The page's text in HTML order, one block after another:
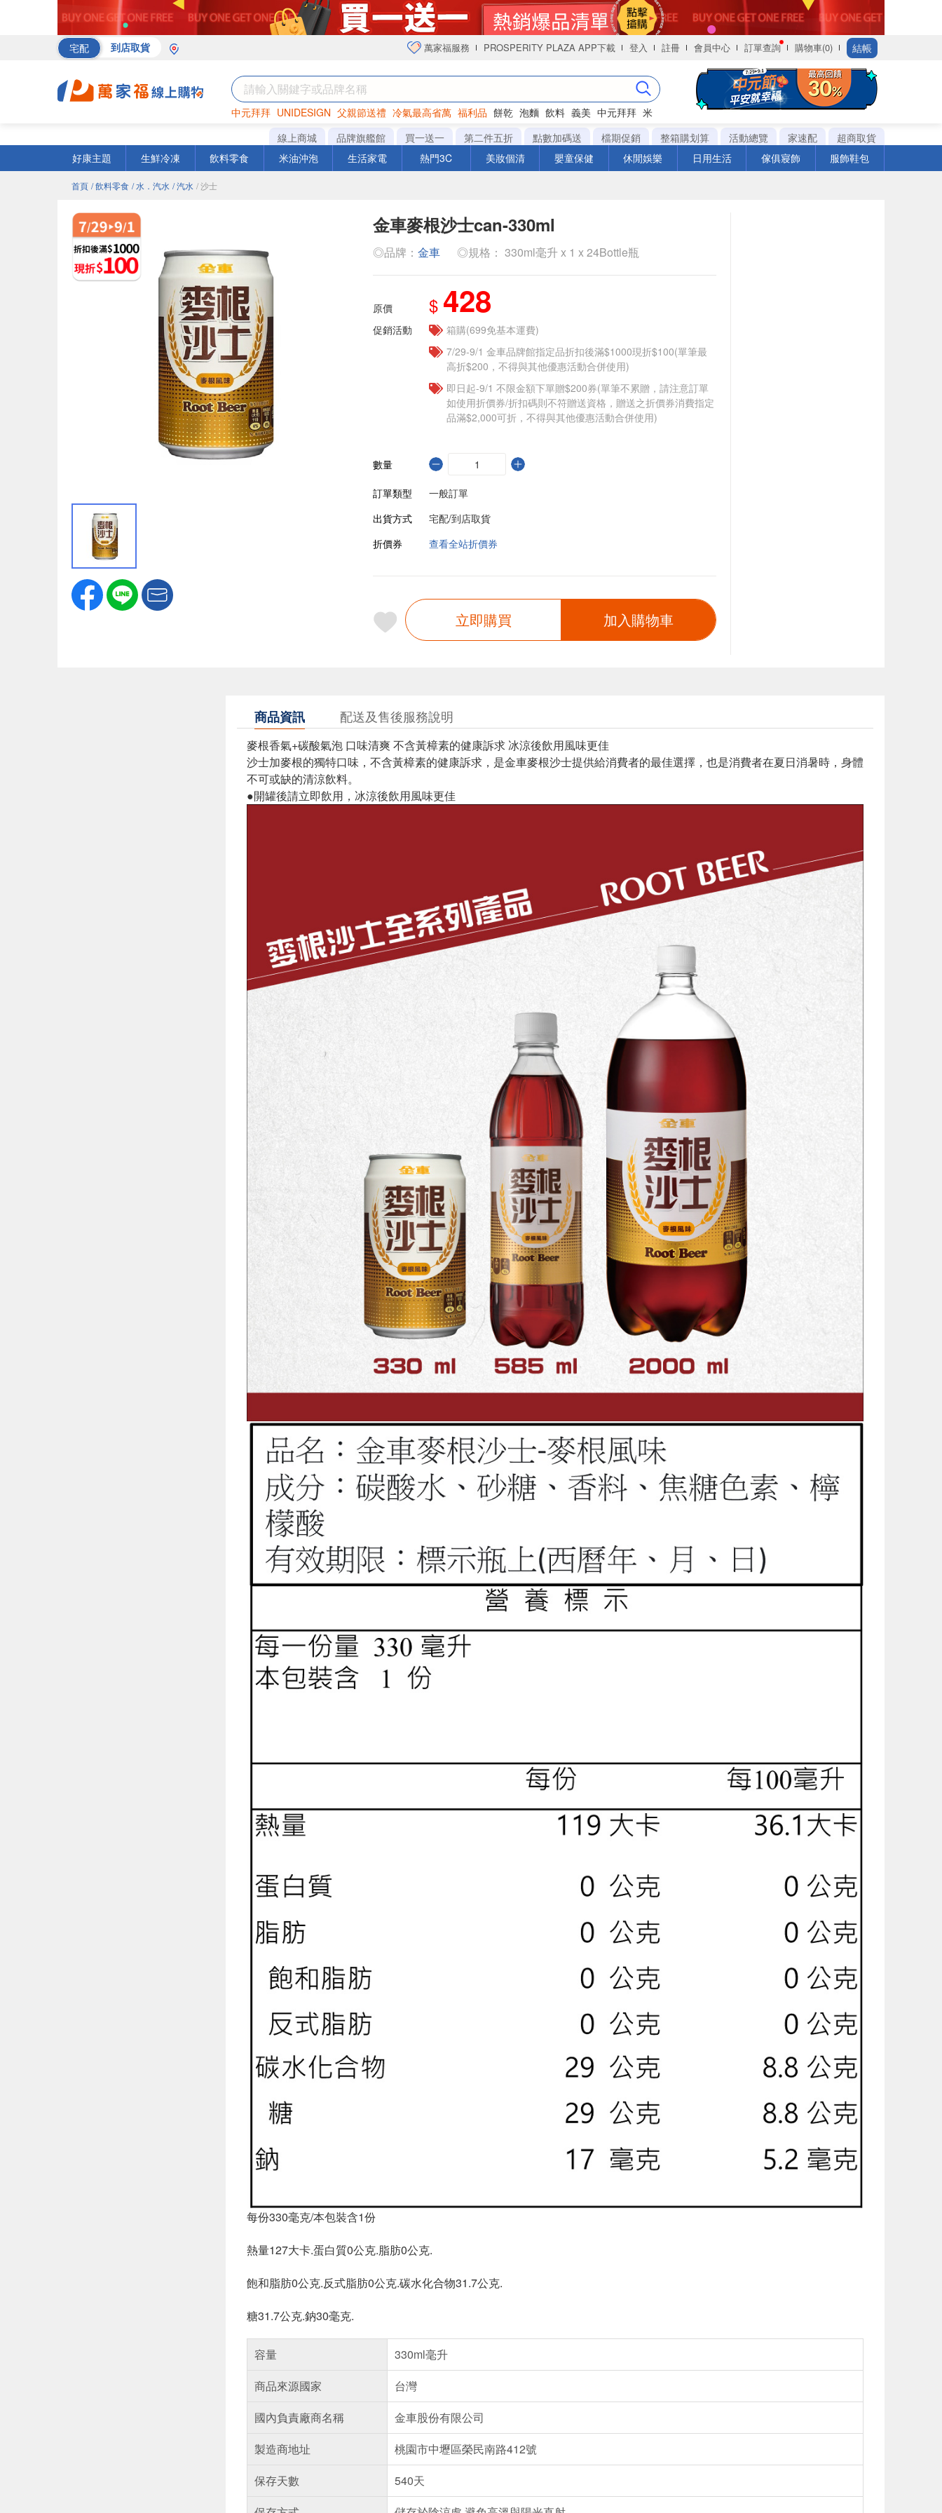
宅配 到店取貨 萬家福服務 PROSPERITY PLAZA APP下載 登入 註冊 會員中心 訂單查詢 購物車(0) 結帳
中元拜拜 UNIDESIGN 父親節送禮 冷氣最高省萬 福利品 餅乾 泡麵 飲料 義美 中元拜拜 米
海苔 巧克力 衛生紙
線上商城 品牌旗艦館 買一送一 第二件五折 點數加碼送 檔期促銷 整箱購划算 活動總覽 家速配
超商取貨
好康主題
生鮮冷凍 飲料零食 米油沖泡 生活家電 熱門3C 美妝個清 嬰童保健 休閒娛樂 日用生活 傢俱寢飾 服飾鞋包
首頁 / 飲料零食 / 水．汽水 / 汽水 / 沙士
金車麥根沙士can-330ml
◎品牌： 金車 ◎規格： 330ml毫升 x 1 x 24Bottle瓶
原價 $ 428
促銷活動
箱購(699免基本運費)
7/29-9/1 金車品牌館指定品折扣後滿$1000現折$100(單筆最
高折$200，不得與其他優惠活動合併使用)
即日起-9/1 不限金額下單贈$200券(單筆不累贈，請注意訂單
如使用折價券/折扣碼則不符贈送資格，贈送之折價券消費指定
品滿$2,000可折，不得與其他優惠活動合併使用)
數量
訂單類型
一般訂單
出貨方式
宅配/到店取貨
折價券
查看全站折價券
立即購買 加入購物車
商品資訊 配送及售後服務說明
麥根香氣+碳酸氣泡 口味清爽 不含黃樟素的健康訴求 冰涼後飲用風味更佳
沙士加麥根的獨特口味，不含黃樟素的健康訴求，是金車麥根沙士提供給消費者的最佳選擇，也是消費者在夏日消暑時，身體
不可或缺的清涼飲料。
●開罐後請立即飲用，冰涼後飲用風味更佳
每份330毫克/本包裝含1份
熱量127大卡.蛋白質0公克.脂肪0公克.
飽和脂肪0公克.反式脂肪0公克.碳水化合物31.7公克.
糖31.7公克.鈉30毫克.
容量
330ml毫升
商品來源國家
台灣
國內負責廠商名稱
金車股份有限公司
製造商地址
桃園市中壢區榮民南路412號
保存天數
540天